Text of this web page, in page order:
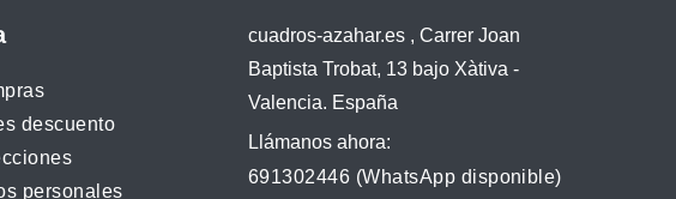
descuento
personales
cuadros-azahar.es , Carrer Joan
Baptista Trobat, 13 bajo Xàtiva -
Valencia. España
Llámanos ahora:
691302446 (WhatsApp disponible)